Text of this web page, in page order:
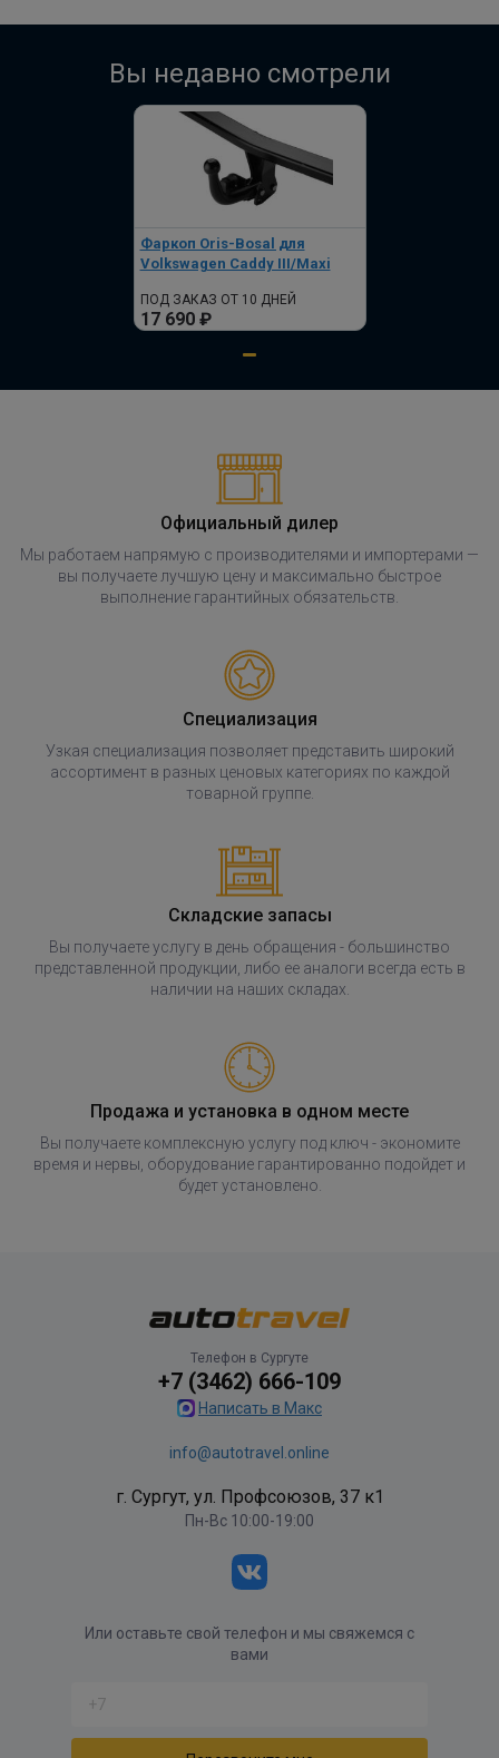
Вы недавно смотрели
Фаркоп Oris-Bosal для
Volkswagen Caddy III/Maxi
ПОД ЗАКАЗ ОТ 10 ДНЕЙ
17 690 ₽
Официальный дилер
Мы работаем напрямую с производителями и импортерами —
вы получаете лучшую цену и максимально быстрое
выполнение гарантийных обязательств.
Специализация
Узкая специализация позволяет представить широкий
ассортимент в разных ценовых категориях по каждой
товарной группе.
Складские запасы
Вы получаете услугу в день обращения - большинство
представленной продукции, либо ее аналоги всегда есть в
наличии на наших складах.
Продажа и установка в одном месте
Вы получаете комплексную услугу под ключ - экономите
время и нервы, оборудование гарантированно подойдет и
будет установлено.
Телефон в Сургуте
+7 (3462) 666-109
Написать в Макс
info@autotravel.online
г. Сургут, ул. Профсоюзов, 37 к1
Пн-Вс 10:00-19:00
Или оставьте свой телефон и мы свяжемся с
вами